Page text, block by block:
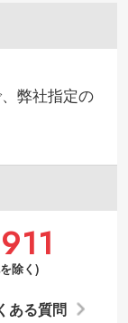
弊社指定の
除く)
ある質問